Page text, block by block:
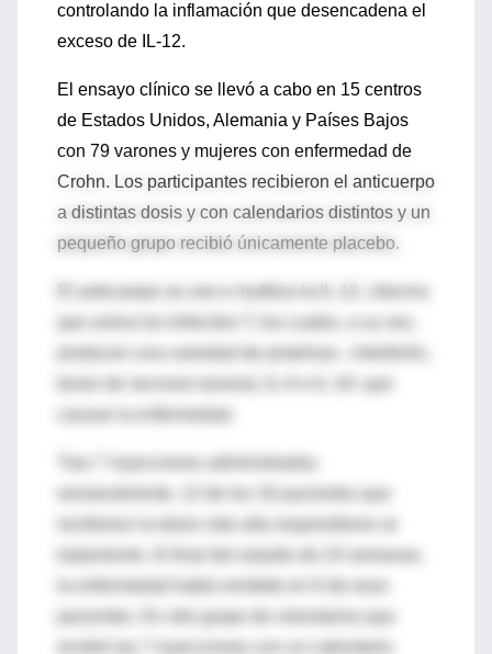
controlando la inflamación que desencadena el
exceso de IL-12.
El ensayo clínico se llevó a cabo en 15 centros
de Estados Unidos, Alemania y Países Bajos
con 79 varones y mujeres con enfermedad de
Crohn. Los participantes recibieron el anticuerpo
a distintas dosis y con calendarios distintos y un
pequeño grupo recibió únicamente placebo.
El anticuerpo se une e inutiliza la IL-12, citocina
pacientes. En otro grupo de voluntarios que